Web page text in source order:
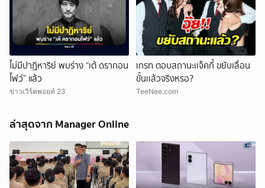
ไม่มีปาฏิหาริย์ พบร่าง “เต้ ดรากอน
ไฟว์” แล้ว
ข่าวเวิร์คพอยท์ 23
เกรท ตอบสถานะเเจ็คกี้ ขยับเลื่อน
ขั้นเเล้วจริงหรอ?
TeeNee.com
ล่าสุดจาก Manager Online